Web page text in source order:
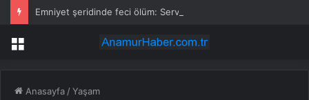
Menü
Anasayfa /Yaşam